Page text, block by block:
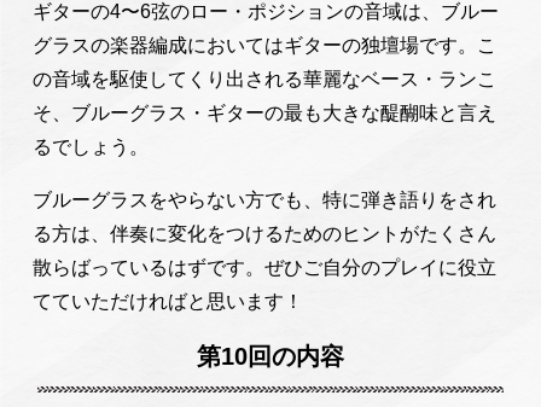
ギターの4〜6弦のロー・ポジションの音域は、ブルー
グラスの楽器編成においてはギターの独壇場です。こ
の音域を駆使してくり出される華麗なベース・ランこ
そ、ブルーグラス・ギターの最も大きな醍醐味と言え
るでしょう。
ブルーグラスをやらない方でも、特に弾き語りをされ
る方は、伴奏に変化をつけるためのヒントがたくさん
散らばっているはずです。ぜひご自分のプレイに役立
てていただければと思います！
第10回の内容